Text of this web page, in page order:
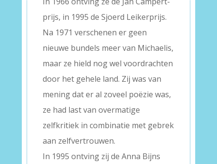
prijs, in 1995 de Sjoerd Leikerprijs.
Na 1971 verschenen er geen
nieuwe bundels meer van Michaelis,
maar ze hield nog wel voordrachten
door het gehele land. Zij was van
mening dat er al zoveel poëzie was,
ze had last van overmatige
zelfkritiek in combinatie met gebrek
aan zelfvertrouwen.
In 1995 ontving zij de Anna Bijns